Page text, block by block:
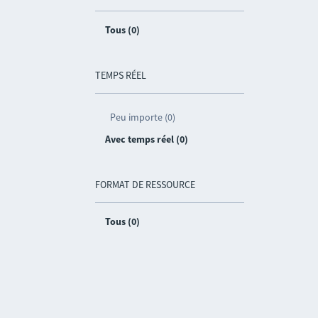
Tous (0)
TEMPS RÉEL
Peu importe (0)
Avec temps réel (0)
FORMAT DE RESSOURCE
Tous (0)